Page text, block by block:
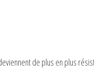
de plus en plus